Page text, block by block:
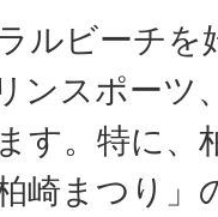
ルビーチを
ンスポーツ
す。特に、
崎まつり」